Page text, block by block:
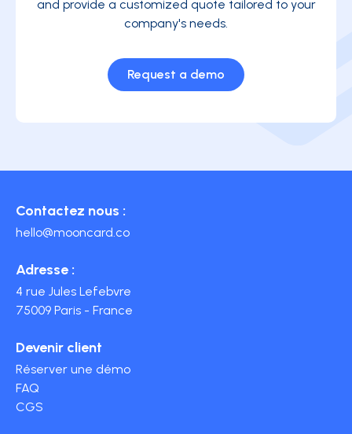
and provide a customized quote tailored to your
company's needs.
Request a demo
Contactez nous :
hello@mooncard.co
Adresse :
4 rue Jules Lefebvre
75009 Paris - France
Devenir client
Réserver une démo
FAQ
CGS